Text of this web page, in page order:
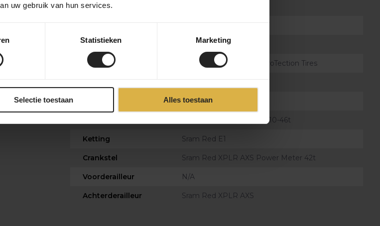
uw gebruik van hun services.
Statistieken Marketing
Selectie toestaan Alles toestaan
SRAM Red
high-end
voor.
Zadelpen
Wielmaat 28" (700c)
Banden Continental Race King ProTection Tires
Sram Red E1
Sram Red XPLR XG-1391 10-46t
Ketting Sram Red E1
Crankstel Sram Red XPLR AXS Power Meter 42t
Voorderailleur N/A
Achterderailleur Sram Red XPLR AXS